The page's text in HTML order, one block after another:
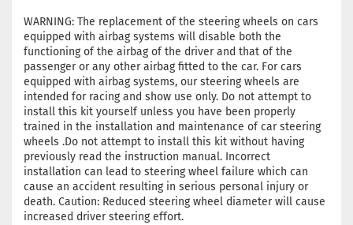
WARNING: The replacement of the steering wheels on cars
equipped with airbag systems will disable both the
functioning of the airbag of the driver and that of the
passenger or any other airbag fitted to the car. For cars
equipped with airbag systems, our steering wheels are
intended for racing and show use only. Do not attempt to
install this kit yourself unless you have been properly
trained in the installation and maintenance of car steering
wheels .Do not attempt to install this kit without having
previously read the instruction manual. Incorrect
installation can lead to steering wheel failure which can
cause an accident resulting in serious personal injury or
death. Caution: Reduced steering wheel diameter will cause
increased driver steering effort.